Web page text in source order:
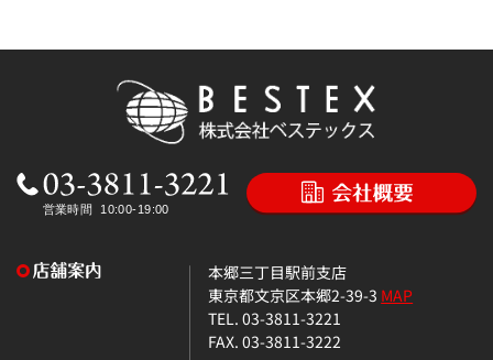
本郷三丁目駅前支店
東京都文京区本郷2-39-3 MAP
TEL. 03-3811-3221
FAX. 03-3811-3222